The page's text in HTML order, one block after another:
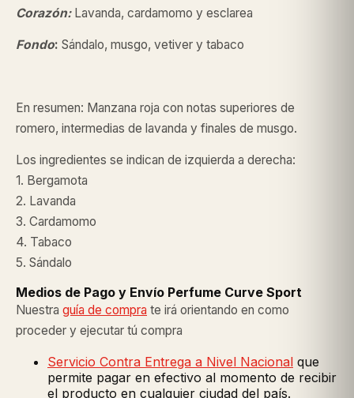
Corazón:Lavanda, cardamomo y esclarea
Fondo: Sándalo, musgo, vetiver y tabaco
En resumen: Manzana roja con notas superiores de
romero, intermedias de lavanda y finales de musgo.
Los ingredientes se indican de izquierda a derecha:
1. Bergamota
2. Lavanda
3. Cardamomo
4. Tabaco
5. Sándalo
Medios de Pago y Envío Perfume Curve Sport
Nuestra guía de compra te irá orientando en como
proceder y ejecutar tú compra
Servicio Contra Entrega a Nivel Nacional que
permite pagar en efectivo al momento de recibir
el producto en cualquier ciudad del país.